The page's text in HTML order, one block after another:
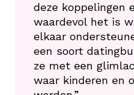
deze koppelingen
waardevol het is
elkaar
een soort
ze met een
waar kinderen en